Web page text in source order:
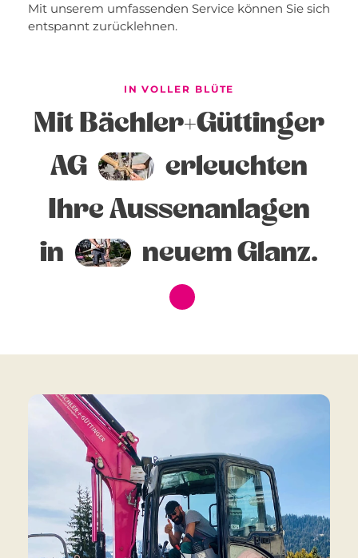
Mit unserem umfassenden Service können Sie sich
entspannt zurücklehnen.
IN VOLLER BLÜTE
Mit Bächler+Güttinger
AG
erleuchten
Ihre Aussenanlagen
in
neuem Glanz.